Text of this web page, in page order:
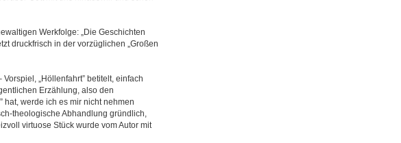
Werkfolge: „Die Geschichten
druckfrisch in der vorzüglichen „Großen
„Höllenfahrt” betitelt, einfach
Erzählung, also den
hat, werde ich es mir nicht nehmen
theologische Abhandlung gründlich,
virtuose Stück wurde vom Autor mit